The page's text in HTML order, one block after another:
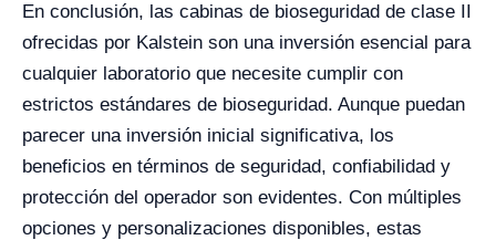
En conclusión, las cabinas de bioseguridad de clase II
ofrecidas por Kalstein son una inversión esencial para
cualquier laboratorio que necesite cumplir con
estrictos estándares de bioseguridad. Aunque puedan
parecer una inversión inicial significativa, los
beneficios en términos de seguridad, confiabilidad y
protección del operador son evidentes. Con múltiples
opciones y personalizaciones disponibles, estas